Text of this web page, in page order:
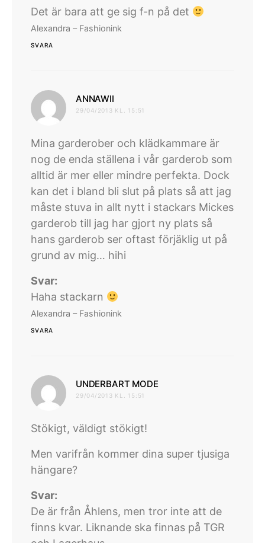
Det är bara att ge sig f-n på det
Alexandra – Fashionink
SVARA
ANNAWII
29/04/2013 KL. 15:51
Mina garderober och klädkammare är
nog de enda ställena i vår garderob som
alltid är mer eller mindre perfekta. Dock
kan det i bland bli slut på plats så att jag
måste stuva in allt nytt i stackars Mickes
garderob till jag har gjort ny plats så
hans garderob ser oftast förjäklig ut på
grund av mig… hihi
Svar:
Haha stackarn
Alexandra – Fashionink
SVARA
UNDERBART MODE
29/04/2013 KL. 15:51
Stökigt, väldigt stökigt!
Men varifrån kommer dina super tjusiga
hängare?
Svar:
De är från Åhlens, men tror inte att de
finns kvar. Liknande ska finnas på TGR